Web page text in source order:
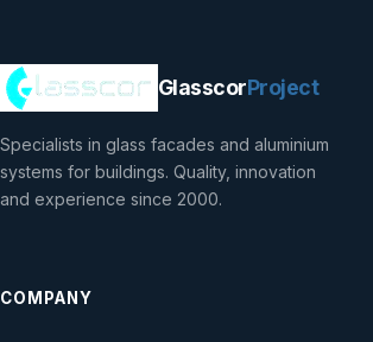
GlasscorProject
Specialists in glass facades and aluminium
systems for buildings. Quality, innovation
and experience since 2000.
COMPANY